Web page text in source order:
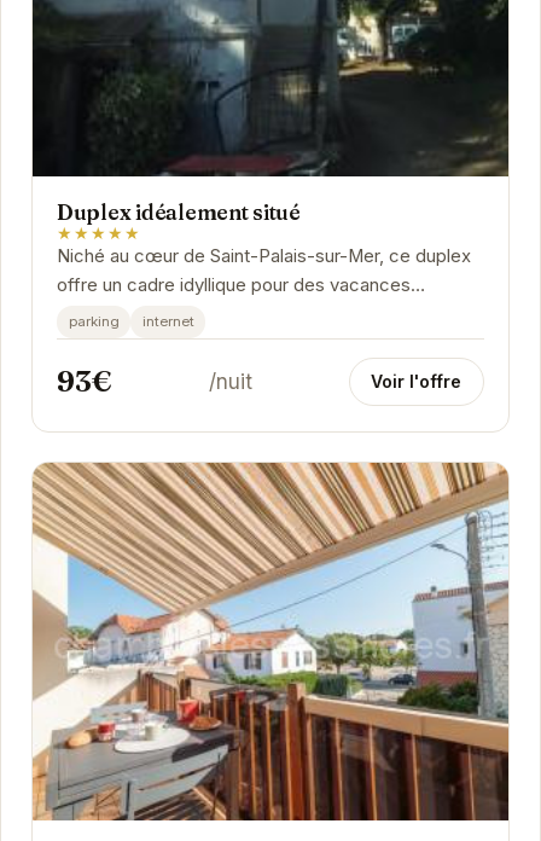
Duplex idéalement situé
★★★★★
Niché au cœur de Saint-Palais-sur-Mer, ce duplex
offre un cadre idyllique pour des vacances
relaxantes. Son emplacement privilégié vous
permet...
parking internet
93€ /nuit Voir l'offre